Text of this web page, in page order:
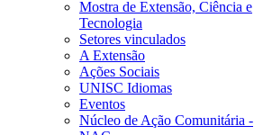
Mostra de Extensão, Ciência e
Tecnologia
Setores vinculados
A Extensão
Ações Sociais
UNISC Idiomas
Eventos
Núcleo de Ação Comunitária -